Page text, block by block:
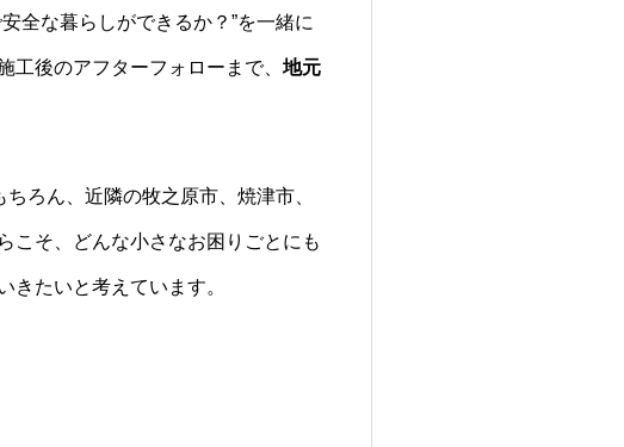
全な暮らしができるか？”を一緒に
後のアフターフォローまで、 地元
ろん、近隣の牧之原市、焼津市、
こそ、どんな小さなお困りごとにも
たいと考えています。